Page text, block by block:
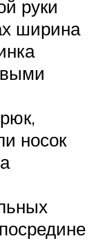
руки
ширина
носок